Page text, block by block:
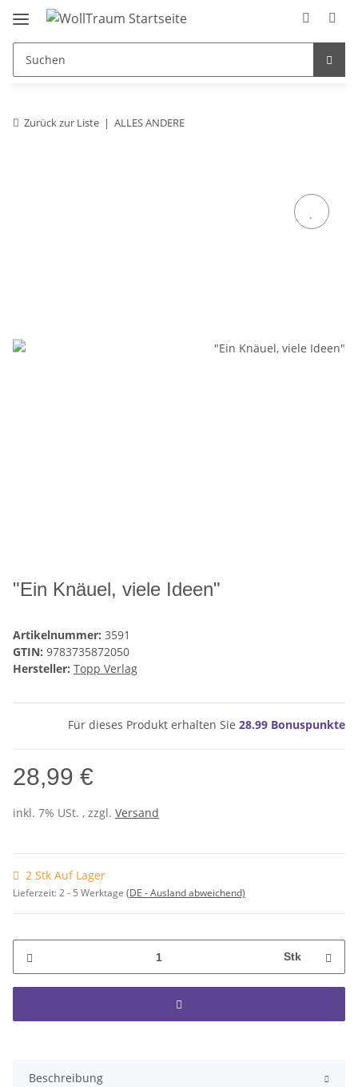
Zurück zur Liste ALLES ANDERE
"Ein Knäuel, viele Ideen"
Artikelnummer: 3591
GTIN: 9783735872050
Hersteller: Topp Verlag
Für dieses Produkt erhalten Sie 28.99 Bonuspunkte
28,99 €
inkl. 7% USt. , zzgl. Versand
2 Stk Auf Lager
Lieferzeit:2 - 5 Werktage (DE - Ausland abweichend)
Stk
Beschreibung